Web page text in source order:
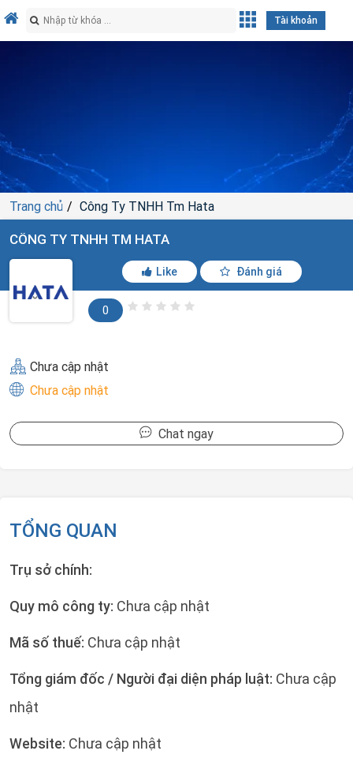
Tài khoản
Trang chủ Công Ty TNHH Tm Hata
CÔNG TY TNHH TM HATA
Like Đánh giá
0
Chưa cập nhật
Chưa cập nhật
Chat ngay
TỔNG QUAN
Trụ sở chính:
Quy mô công ty: Chưa cập nhật
Mã số thuế: Chưa cập nhật
Tổng giám đốc / Người đại diện pháp luật: Chưa cập
nhật
Website: Chưa cập nhật